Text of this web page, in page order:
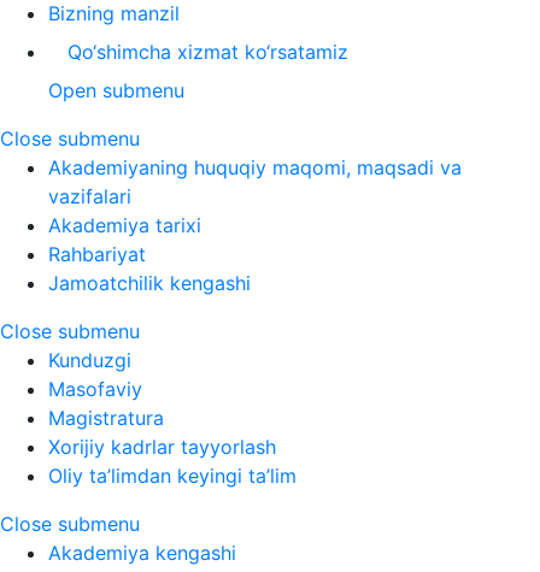
Bizning manzil
Qo‘shimcha xizmat ko‘rsatamiz
Open submenu
Close submenu
Akademiyaning huquqiy maqomi, maqsadi va
vazifalari
Akademiya tarixi
Rahbariyat
Jamoatchilik kengashi
Close submenu
Kunduzgi
Masofaviy
Magistratura
Xorijiy kadrlar tayyorlash
Oliy ta’limdan keyingi ta’lim
Close submenu
Akademiya kengashi